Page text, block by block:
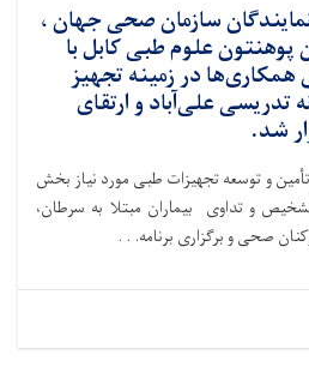
سازمان صحی جهان ،
پوهنتون علوم طبی کابل با
در زمینه تجهیز
علی‌آباد و ارتقای
شد.
و توسعه تجهیزات طبی مورد نیاز بخش
و تداوی بیماران مبتلا به سرطان،
صحی و برگزاری برنامه. . .